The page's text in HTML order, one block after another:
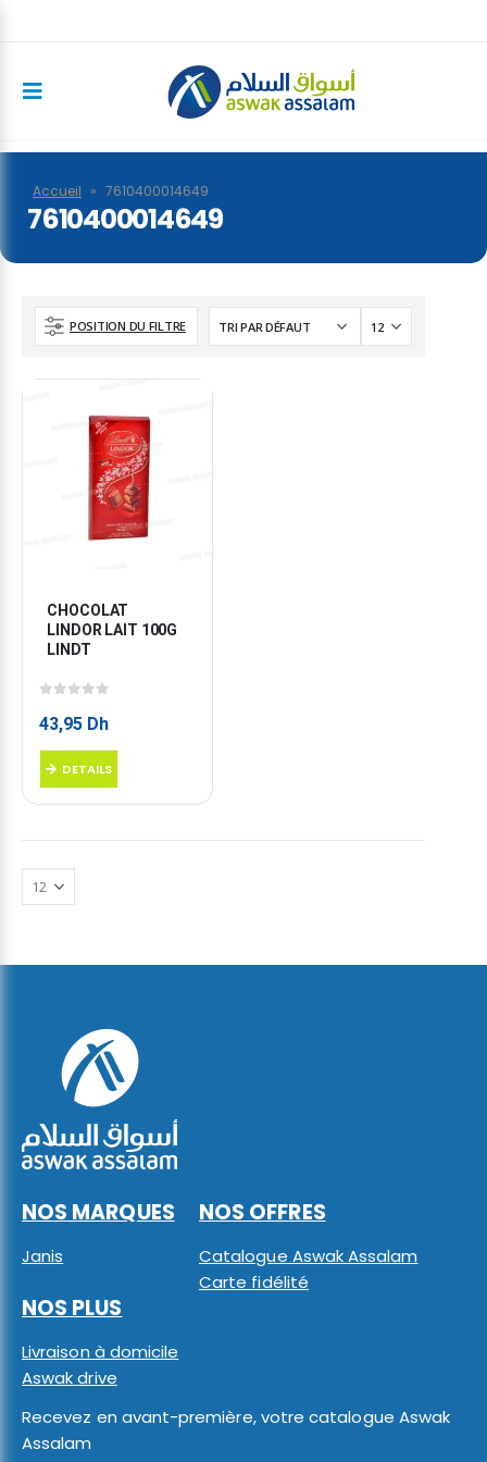
Accueil » 7610400014649
7610400014649
POSITION DU FILTRE
CHOCOLAT
LINDOR LAIT 100G
LINDT
43,95 Dh
DETAILS
NOS MARQUES
Janis
NOS OFFRES
Catalogue Aswak Assalam
Carte fidélité
NOS PLUS
Livraison à domicile
Aswak drive
Recevez en avant-première, votre catalogue Aswak
Assalam